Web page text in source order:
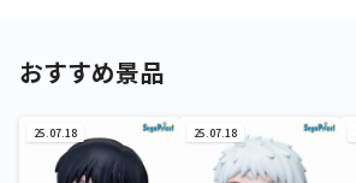
おすすめ景品
25.07.18 25.07.18